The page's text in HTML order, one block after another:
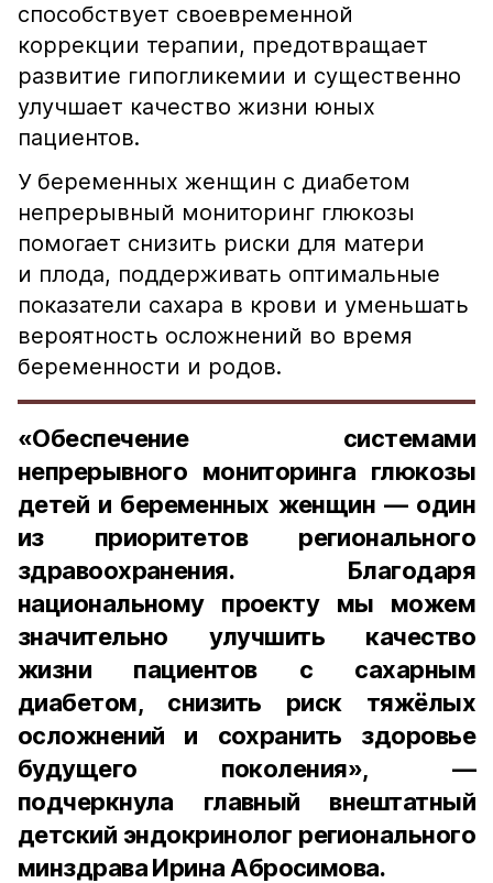
способствует своевременной
коррекции терапии, предотвращает
развитие гипогликемии и существенно
улучшает качество жизни юных
пациентов.
У беременных женщин с диабетом
непрерывный мониторинг глюкозы
помогает снизить риски для матери
и плода, поддерживать оптимальные
показатели сахара в крови и уменьшать
вероятность осложнений во время
беременности и родов.
«Обеспечение системами
непрерывного мониторинга глюкозы
детей и беременных женщин — один
из приоритетов регионального
здравоохранения. Благодаря
национальному проекту мы можем
значительно улучшить качество
жизни пациентов с сахарным
диабетом, снизить риск тяжёлых
осложнений и сохранить здоровье
будущего поколения», —
подчеркнула главный внештатный
детский эндокринолог регионального
минздрава Ирина Абросимова.